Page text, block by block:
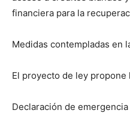
financiera para la
Medidas contempladas en
El proyecto de ley
Declaración de